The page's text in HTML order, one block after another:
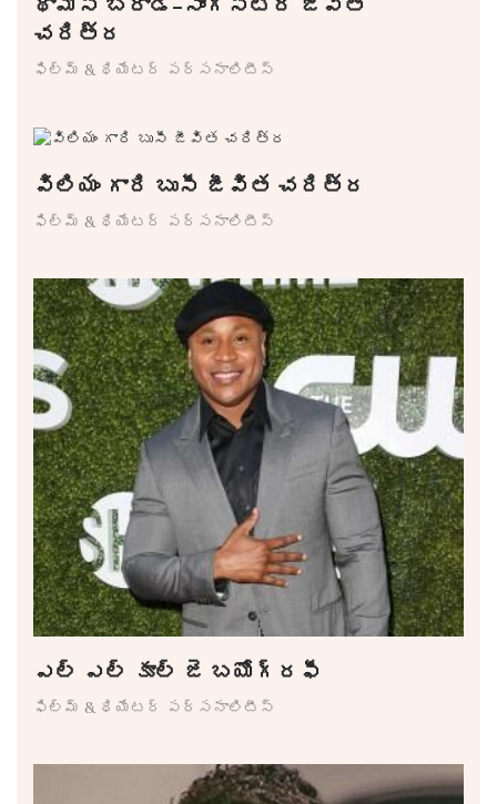
థామస్ బ్రాడీ-సాంగ్స్టర్ జీవిత
చరిత్ర
ఫిల్మ్ & థియేటర్ పర్సనాలిటీస్
విలియం గారి బుసీ జీవిత చరిత్ర
ఫిల్మ్ & థియేటర్ పర్సనాలిటీస్
ఎల్ ఎల్ కూల్ జె బయోగ్రఫీ
ఫిల్మ్ & థియేటర్ పర్సనాలిటీస్